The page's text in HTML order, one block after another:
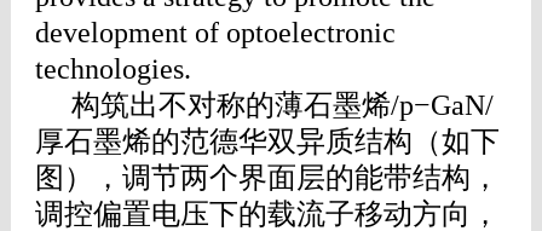
development of optoelectronic
technologies.
构筑出不对称的薄石墨烯/p−GaN/
厚石墨烯的范德华双异质结构（如下
图），调节两个界面层的能带结构，
调控偏置电压下的载流子移动方向，